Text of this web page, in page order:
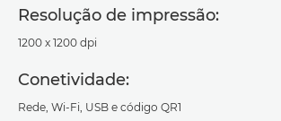
Resolução de impressão:
1200 x 1200 dpi
Conetividade:
Rede, Wi-Fi, USB e código QR1